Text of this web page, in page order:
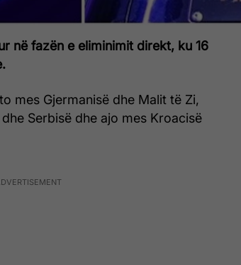
në fazën e eliminimit direkt, ku 16
mes Gjermanisë dhe Malit të Zi,
Serbisë dhe ajo mes Kroacisë